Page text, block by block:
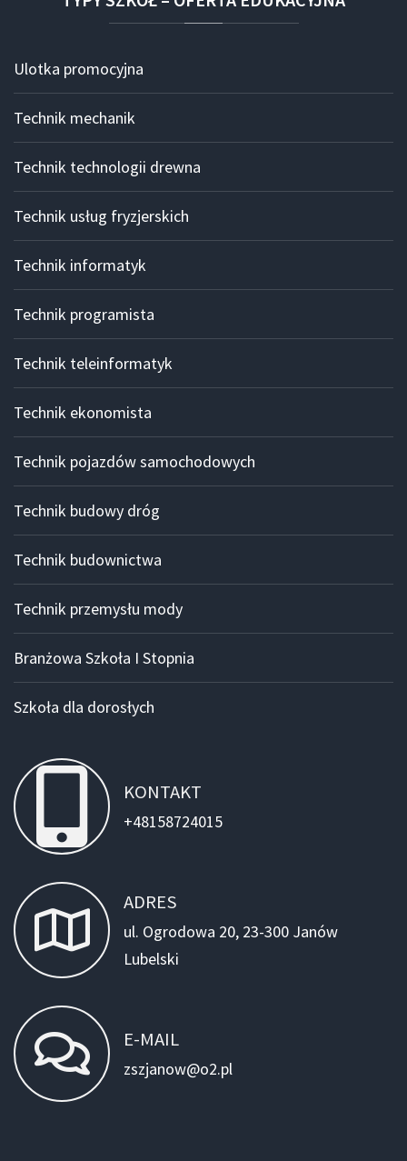
Ulotka promocyjna
Technik mechanik
Technik technologii drewna
Technik usług fryzjerskich
Technik informatyk
Technik programista
Technik teleinformatyk
Technik ekonomista
Technik pojazdów samochodowych
Technik budowy dróg
Technik budownictwa
Technik przemysłu mody
Branżowa Szkoła I Stopnia
Szkoła dla dorosłych
KONTAKT
+48158724015
ADRES
ul. Ogrodowa 20, 23-300 Janów
Lubelski
E-MAIL
zszjanow@o2.pl